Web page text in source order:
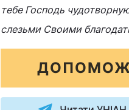
тебе Господь
слезьми Своими